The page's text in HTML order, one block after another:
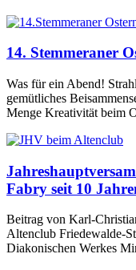
14. Stemmeraner
Was für ein Abend!
gemütliches
Menge Kreativität beim
Fabry seit 10
Beitrag von Karl-
Altenclub Friedewalde-
Diakonischen Werkes